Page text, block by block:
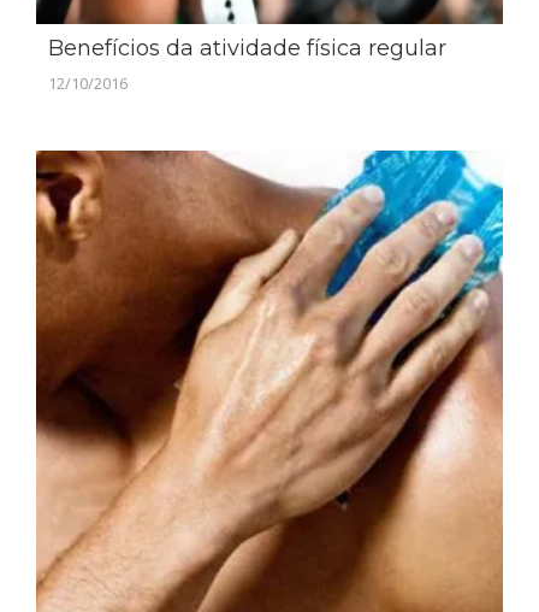
Benefícios da atividade física regular
12/10/2016